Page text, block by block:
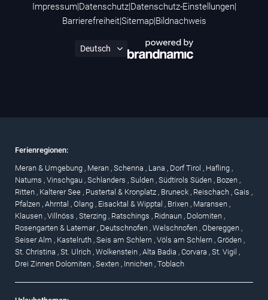
Impressum|Datenschutz|Datenschutz-Einstellungen|
Barrierefreiheit|Sitemap|Bildnachweis
Ferienregionen:
Meran & Umgebung , Meran , Schenna , Lana , Dorf Tirol , Hafling ,
Naturns , Vinschgau , Schlanders , Sulden , Südtirols Süden , Bozen ,
Ritten , Kalterer See , Pustertal & Kronplatz , Bruneck , Reischach , Gais ,
Pfalzen , Ahrntal , Olang , Eisacktal & Wipptal , Brixen , Maransen ,
Klausen , Villnöss , Sterzing , Ratschings , Ridnaun , Dolomiten ,
Rosengarten & Latemar , Deutschnofen , Welschnofen , Obereggen ,
Seiser Alm , Kastelruth , Seis am Schlern , Völs am Schlern , Gröden ,
St. Christina , St. Ulrich , Wolkenstein , Alta Badia , Corvara , St. Vigil ,
Drei Zinnen Dolomiten , Sexten , Innichen , Toblach